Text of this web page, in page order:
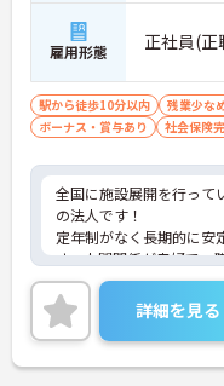
雇用形態 正社員(正
駅から徒歩10分以内 残業少な
ボーナス・賞与あり
社会保険
全国に施設展開を行って
の法人です！
定年制がなく長期的に安
す。人間関係が良好で、
根付いています。
ご興味のある方には、面
に詳細をご案内しますの
い！
詳細を見る